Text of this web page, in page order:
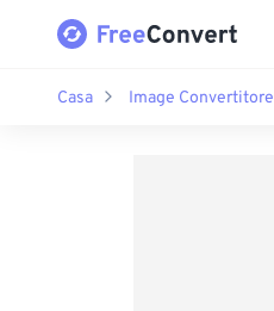
Casa Image Convertitore